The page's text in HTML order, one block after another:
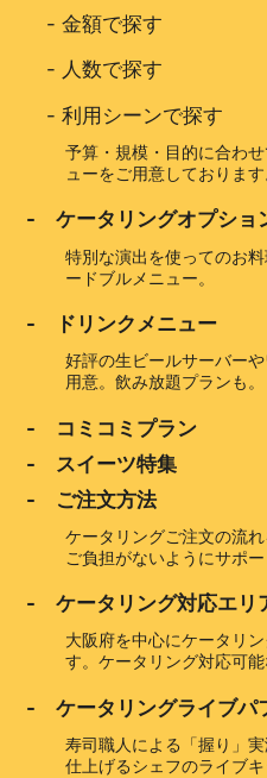
-金額で探す
- 人数で探す
-利用シーンで探す
予算・規模・目的に合わ
ューをご用意しております
- ケータリングオプショ
特別な演出を使ってのお
ードブルメニュー。
- ドリンクメニュー
好評の生ビールサーバー
用意。飲み放題プランも。
- コミコミプラン
- スイーツ特集
- ご注文方法
ケータリングご注文の流
ご負担がないようにサポー
- ケータリング対応エリ
大阪府を中心にケータリ
す。ケータリング対応可能
- ケータリングライブパ
寿司職人による「握り」
仕上げるシェフのライブキ